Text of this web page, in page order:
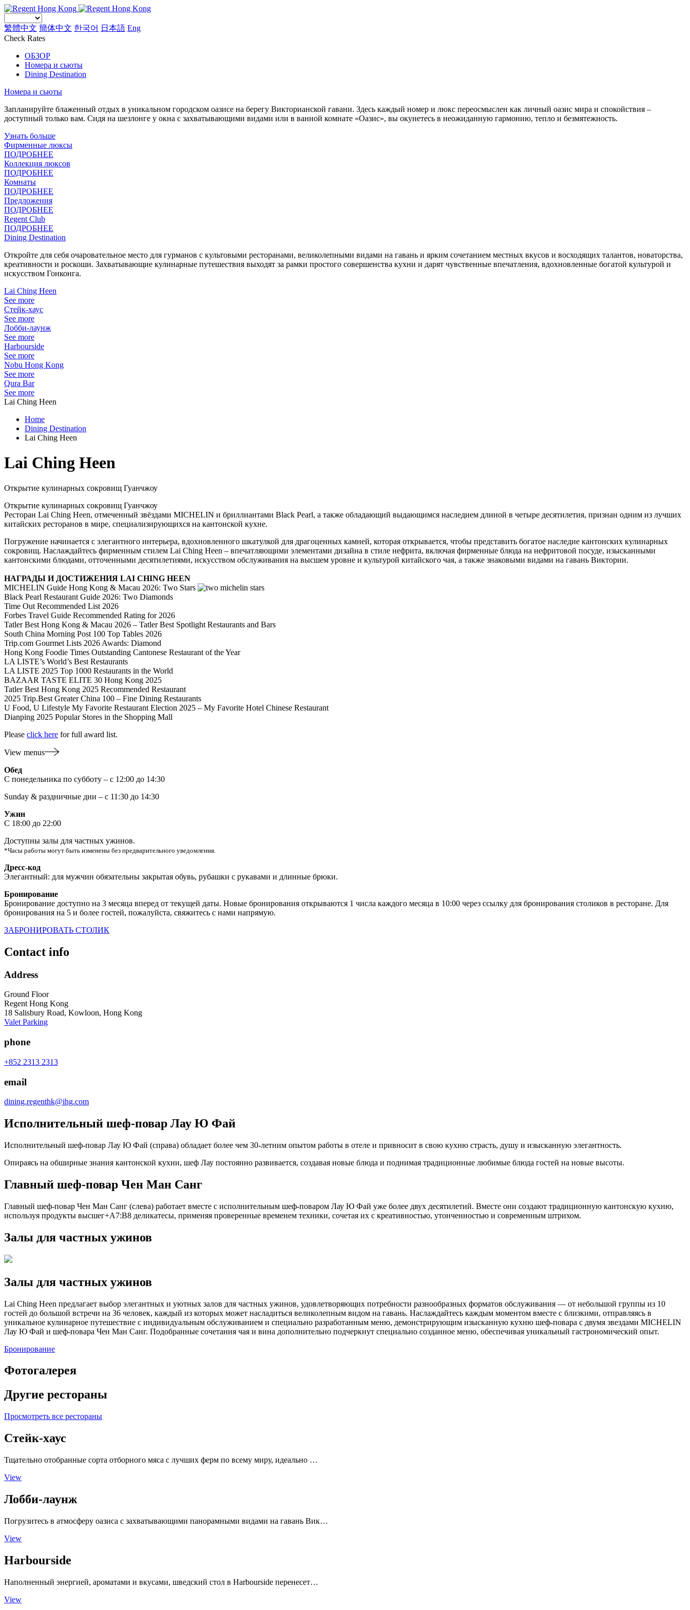
繁體中文 簡体中文 한국어 日本語 Eng
Check Rates
ОБЗОР
Номера и сьюты
Dining Destination
Номера и сьюты
Запланируйте блаженный отдых в уникальном городском оазисе на берегу Викторианской гавани. Здесь каждый номер и люкс переосмыслен как личный оазис мира и спокойствия –
доступный только вам. Сидя на шезлонге у окна с захватывающими видами или в ванной комнате «Оазис», вы окунетесь в неожиданную гармонию, тепло и безмятежность.
Узнать больше
Фирменные люксы
ПОДРОБНЕЕ
Коллекция люксов
ПОДРОБНЕЕ
Комнаты
ПОДРОБНЕЕ
Предложения
ПОДРОБНЕЕ
Regent Club
ПОДРОБНЕЕ
Dining Destination
Откройте для себя очаровательное место для гурманов с культовыми ресторанами, великолепными видами на гавань и ярким сочетанием местных вкусов и восходящих талантов, новаторства,
креативности и роскоши. Захватывающие кулинарные путешествия выходят за рамки простого совершенства кухни и дарят чувственные впечатления, вдохновленные богатой культурой и
искусством Гонконга.
Lai Ching Heen
See more
Стейк-хаус
See more
Лобби-лаунж
See more
Harbourside
See more
Nobu Hong Kong
See more
Qura Bar
See more
Lai Ching Heen
Home
Dining Destination
Lai Ching Heen
Lai Ching Heen
Открытие кулинарных сокровищ Гуанчжоу
Открытие кулинарных сокровищ Гуанчжоу
Ресторан Lai Ching Heen, отмеченный звёздами MICHELIN и бриллиантами Black Pearl, а также обладающий выдающимся наследием длиной в четыре десятилетия, признан одним из лучших
китайских ресторанов в мире, специализирующихся на кантонской кухне.
Погружение начинается с элегантного интерьера, вдохновленного шкатулкой для драгоценных камней, которая открывается, чтобы представить богатое наследие кантонских кулинарных
сокровищ. Наслаждайтесь фирменным стилем Lai Ching Heen – впечатляющими элементами дизайна в стиле нефрита, включая фирменные блюда на нефритовой посуде, изысканными
кантонскими блюдами, отточенными десятилетиями, искусством обслуживания на высшем уровне и культурой китайского чая, а также знаковыми видами на гавань Виктории.
НАГРАДЫ И ДОСТИЖЕНИЯ LAI CHING HEEN
MICHELIN Guide Hong Kong & Macau 2026: Two Stars
Black Pearl Restaurant Guide 2026: Two Diamonds
Time Out Recommended List 2026
Forbes Travel Guide Recommended Rating for 2026
Tatler Best Hong Kong & Macau 2026 – Tatler Best Spotlight Restaurants and Bars
South China Morning Post 100 Top Tables 2026
Trip.com Gourmet Lists 2026 Awards: Diamond
Hong Kong Foodie Times Outstanding Cantonese Restaurant of the Year
LA LISTE’s World’s Best Restaurants
LA LISTE 2025 Top 1000 Restaurants in the World
BAZAAR TASTE ELITE 30 Hong Kong 2025
Tatler Best Hong Kong 2025 Recommended Restaurant
2025 Trip.Best Greater China 100 – Fine Dining Restaurants
U Food, U Lifestyle My Favorite Restaurant Election 2025 – My Favorite Hotel Chinese Restaurant
Dianping 2025 Popular Stores in the Shopping Mall
Please click here for full award list.
View menus
Обед
С понедельника по субботу – с 12:00 до 14:30
Sunday & раздничные дни – с 11:30 до 14:30
Ужин
С 18:00 до 22:00
Доступны залы для частных ужинов.
*Часы работы могут быть изменены без предварительного уведомления.
Дресс-код
Элегантный: для мужчин обязательны закрытая обувь, рубашки с рукавами и длинные брюки.
Бронирование
Бронирование доступно на 3 месяца вперед от текущей даты. Новые бронирования открываются 1 числа каждого месяца в 10:00 через ссылку для бронирования столиков в ресторане. Для
бронирования на 5 и более гостей, пожалуйста, свяжитесь с нами напрямую.
ЗАБРОНИРОВАТЬ СТОЛИК
Contact info
Address
Ground Floor
Regent Hong Kong
18 Salisbury Road, Kowloon, Hong Kong
Valet Parking
phone
+852 2313 2313
email
dining.regenthk@ihg.com
Исполнительный шеф-повар Лау Ю Фай
Исполнительный шеф-повар Лау Ю Фай (справа) обладает более чем 30-летним опытом работы в отеле и привносит в свою кухню страсть, душу и изысканную элегантность.
Опираясь на обширные знания кантонской кухни, шеф Лау постоянно развивается, создавая новые блюда и поднимая традиционные любимые блюда гостей на новые высоты.
Главный шеф-повар Чен Ман Санг
Главный шеф-повар Чен Ман Санг (слева) работает вместе с исполнительным шеф-поваром Лау Ю Фай уже более двух десятилетий. Вместе они создают традиционную кантонскую кухню,
используя продукты высшег+A7:B8 деликатесы, применяя проверенные временем техники, сочетая их с креативностью, утонченностью и современным штрихом.
Залы для частных ужинов
Залы для частных ужинов
Lai Ching Heen предлагает выбор элегантных и уютных залов для частных ужинов, удовлетворяющих потребности разнообразных форматов обслуживания — от небольшой группы из 10
гостей до большой встречи на 36 человек, каждый из которых может насладиться великолепным видом на гавань. Наслаждайтесь каждым моментом вместе с близкими, отправляясь в
уникальное кулинарное путешествие с индивидуальным обслуживанием и специально разработанным меню, демонстрирующим изысканную кухню шеф-повара с двумя звездами MICHELIN
Лау Ю Фай и шеф-повара Чен Ман Санг. Подобранные сочетания чая и вина дополнительно подчеркнут специально созданное меню, обеспечивая уникальный гастрономический опыт.
Бронирование
Фотогалерея
Другие рестораны
Просмотреть все рестораны
Стейк-хаус
Тщательно отобранные сорта отборного мяса с лучших ферм по всему миру, идеально …
View
Лобби-лаунж
Погрузитесь в атмосферу оазиса с захватывающими панорамными видами на гавань Вик…
View
Harbourside
Наполненный энергией, ароматами и вкусами, шведский стол в Harbourside перенесет…
View